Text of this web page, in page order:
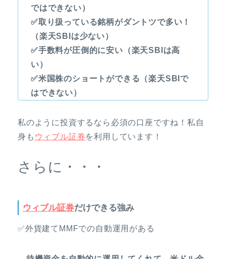
ではできない）
✅取り扱っている銘柄がダントツで多い！
（楽天SBIは少ない）
✅手数料が圧倒的に安い（楽天SBIは高
い）
✅米国株のショートができる（楽天SBIで
はできない）
私のように投資するなら必須の口座ですね！私自
身も ウィブル証券を利用しています！
さらに・・・
ウィブル証券だけできる強み
✅外貨建てMMFでの自動運用がある